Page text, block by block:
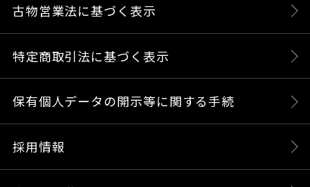
古物営業法に基づく表示
特定商取引法に基づく表示
保有個人データの開示等に関する手続
採用情報